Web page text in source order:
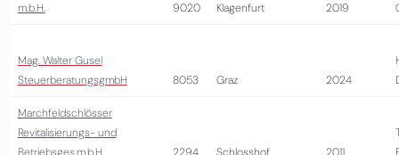
m.b.H.
9020 Klagenfurt 2019
Mag. Walter Gusel
SteuerberatungsgmbH
8053 Graz 2024
Marchfeldschlösser
Revitalisierungs- und